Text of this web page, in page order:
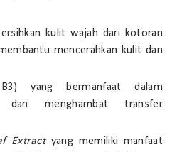
kulit wajah dari kotoran
mencerahkan kulit dan
yang bermanfaat dalam
dan menghambat transfer
Extractyang memiliki manfaat